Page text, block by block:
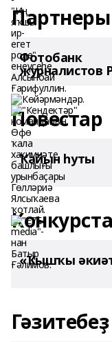
Партнеры
Фотобанк
журналистов
Повестар
Ҡайын һуты
«Ҡышҡы